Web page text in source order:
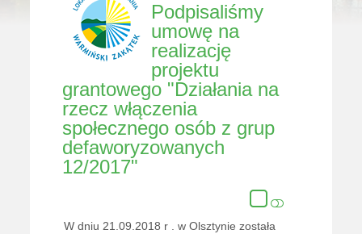
Podpisaliśmy
umowę na
realizację
projektu
grantowego "Działania na
rzecz włączenia
społecznego osób z grup
defaworyzowanych
12/2017"
W dniu 21.09.2018 r . w Olsztynie została